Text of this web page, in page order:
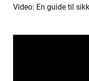
Video: En guide til